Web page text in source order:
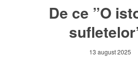
De ce ”O
13 august 2025